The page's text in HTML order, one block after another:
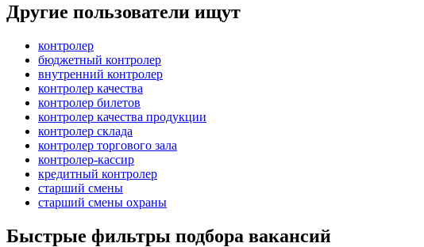
Другие пользователи ищут
контролер
бюджетный контролер
внутренний контролер
контролер качества
контролер билетов
контролер качества продукции
контролер склада
контролер торгового зала
контролер-кассир
кредитный контролер
старший смены
старший смены охраны
Быстрые фильтры подбора вакансий